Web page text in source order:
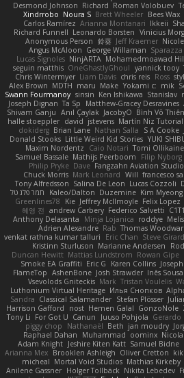
Desmond Johnson Richard Roman Volobuev
Xindrrobo Noura S Brett Wheeler Bees Wax
Carlos Ramírez Arianna Montanari Ikkeii
Richard Funnell Leonardo Borsten Vinicius
Anonymous Person 鈴葵 Jeff Kraemer
Angus McAloon George Willaman Sparazza
Lucas Signoles NinjARTA Mohamedmoawad
seguin matthis OneGhastlyGhoul yannick tooy
Chris Wintermyer Liam Davis chris reis Ross
Alex Brown MDTH maru Make Yokami c: mik
Swann Fourmanoy sinsin Ken Ishikawa Stanislav
Joseph Dignan Ta Sp Matthew-Gracey Desravines
Shivam Ganju Anıl Çaylak JacobyO Bình Võ Thiên
halle stoeppler david jstevens Martín Niz
dokiderg Brian Lane Nathan Salla S A Cooke
Donald Stooks Little Weird Kid Stories YUKI
Maxim Nordentz
Caio Notari Tomi
Samuel Bassale Mathijs Peerboom Filip Nyborg
Philip Pryke Dave Fangzahn Aviation
Chuck Morris Mark Leonard Will francesco
Tony Alfredsson Salina De Leon Lucas Cozzoli
תמר פלג טל
Kaleo/Dalton Duzemine Kim
Greenlines78
Kie Jeffrey McIlmoyle Felix Lopez
혜영 전 andrew Carbery Federico Salvetti
Anthony Delasanta
Minja Lojanica roddye
Adrien Alexandre Rab Thomas
venkat rathna kumar talluri
Eric Chan Steve Girard
Kristinn Sturluson Marianne Andersen
Duncan Hewitt Mattias Lundstrom Rowan Gipe
Smoke EA Graffiti Eric G Karen Collins
FlameTop AshenBone Josh Strawder Inês Sousa
Vsevolods Gniteckis Mark Tristan Voulelis
Luthonium Virtual Heritage Илья Снопков
Sandra Classical Salamander Stefan Plösser
Harrison Gafford
nost Hemen Galal GonzoNole
Tony Li For Got U Canun Juuso Pohjola Gerardo
piggy chop
Nathanaël Beth jan moudry
Raphael Dahan
Muhammad oominx
Adam Knight Jeshire Kiten Katt Samuel Bidne
Arianna Mex Brooklen Ashleigh Oliver Cretton kiki
micheal Mortal Void Studios Mathias Kirkeby
Anilene Gassner Holger Tollbäck Nikita Lebedev